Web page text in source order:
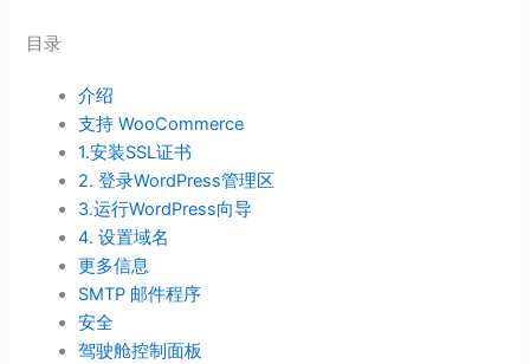
目录
介绍
支持 WooCommerce
1.安装SSL证书
2. 登录WordPress管理区
3.运行WordPress向导
4. 设置域名
更多信息
SMTP 邮件程序
安全
驾驶舱控制面板